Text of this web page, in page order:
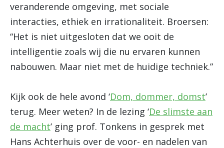
veranderende omgeving, met sociale
interacties, ethiek en irrationaliteit. Broersen:
“Het is niet uitgesloten dat we ooit de
intelligentie zoals wij die nu ervaren kunnen
nabouwen. Maar niet met de huidige techniek.”
Kijk ook de hele avond ‘Dom, dommer, domst’
terug. Meer weten? In de lezing ‘De slimste aan
de macht’ ging prof. Tonkens in gesprek met
Hans Achterhuis over de voor- en nadelen van